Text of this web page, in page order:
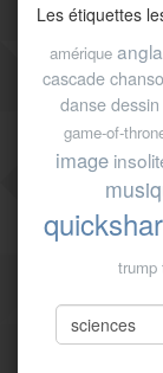
Les étiquettes
amérique
cascade
danse dessin
game-of-
image
trump